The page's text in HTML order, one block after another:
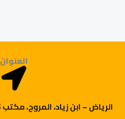
العنوان
الرياض – ابن زياد، المروج، مكتب 15 – الرمز البريدي 12281